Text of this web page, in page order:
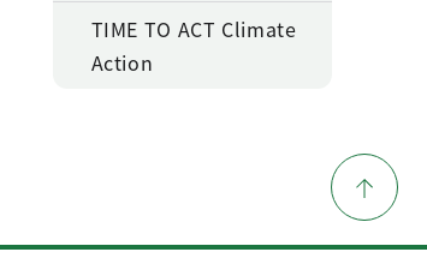
TIME TO ACT Climate
Action